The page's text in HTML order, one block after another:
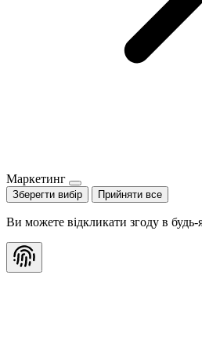
Маркетинг
Зберегти вибір Прийняти все
Ви можете відкликати згоду в будь-